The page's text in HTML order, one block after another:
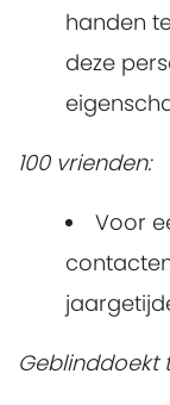
handen
deze
100 vrienden:
Voor
Geblinddoekt